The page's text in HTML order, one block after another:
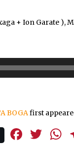
+ Ion Garate ),
BOGAfirst